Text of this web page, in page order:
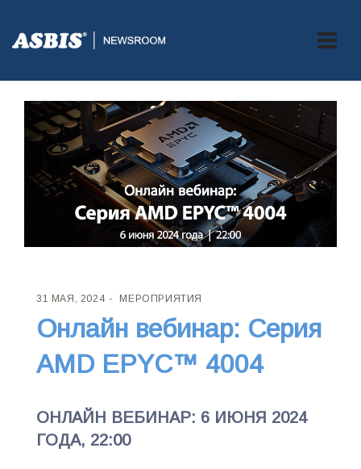
31 МАЯ, 2024 МЕРОПРИЯТИЯ
Онлайн вебинар: Серия
AMD EPYC™ 4004
ОНЛАЙН ВЕБИНАР: 6 ИЮНЯ 2024
ГОДА, 22:00